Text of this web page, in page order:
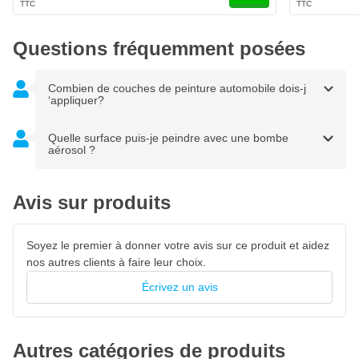
Protège contre la rouille et la corrosion
Questions fréquemment posées
Combien de couches de peinture automobile dois-j
‘appliquer?
Quelle surface puis-je peindre avec une bombe
aérosol ?
Avis sur produits
Soyez le premier à donner votre avis sur ce produit et aidez
nos autres clients à faire leur choix.
Écrivez un avis
Autres catégories de produits